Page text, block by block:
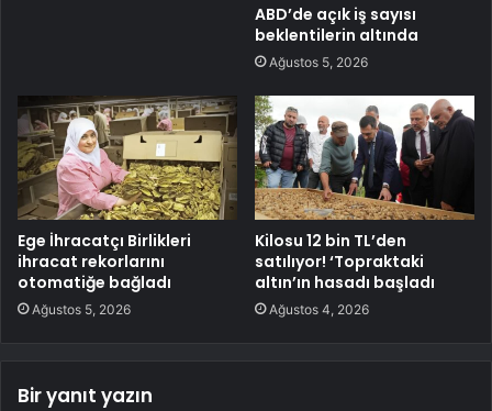
ABD’de açık iş sayısı
beklentilerin altında
Ağustos 5, 2026
Ege İhracatçı Birlikleri
ihracat rekorlarını
otomatiğe bağladı
Ağustos 5, 2026
Kilosu 12 bin TL’den
satılıyor! ‘Topraktaki
altın’ın hasadı başladı
Ağustos 4, 2026
Bir yanıt yazın